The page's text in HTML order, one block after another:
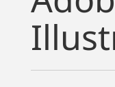
Dalış
English